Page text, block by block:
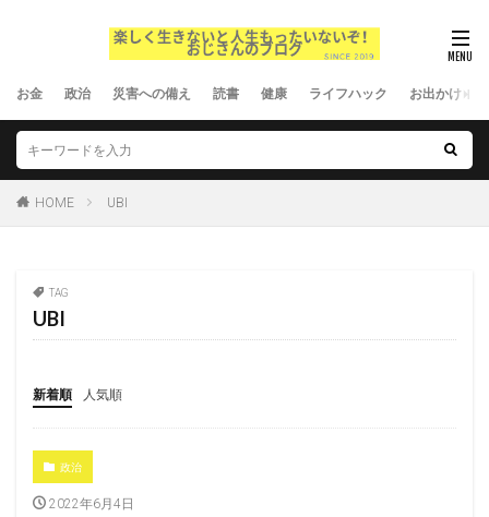
お金 政治 災害への備え 読書 健康 ライフハック お出かけ
HOME UBI
TAG
UBI
新着順 人気順
政治
2022年6月4日